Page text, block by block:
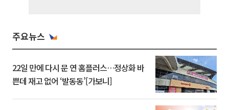
주요뉴스
22일 만에 다시 문 연 홈플러스…정상화 바
쁜데 재고 없어 ‘발동동’[가보니]